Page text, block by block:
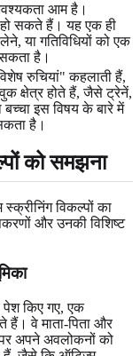
आम है।
हो सकते हैं। यह एक ही
या गतिविधियों को एक
है।
रुचियां" कहलाती हैं,
क्षेत्र होते हैं, जैसे ट्रेनें,
इस विषय के बारे में
है।
को समझना
विकल्पों का
और उनकी विशिष्ट
किए गए, एक
हैं। वे माता-पिता और
अपने अवलोकनों को